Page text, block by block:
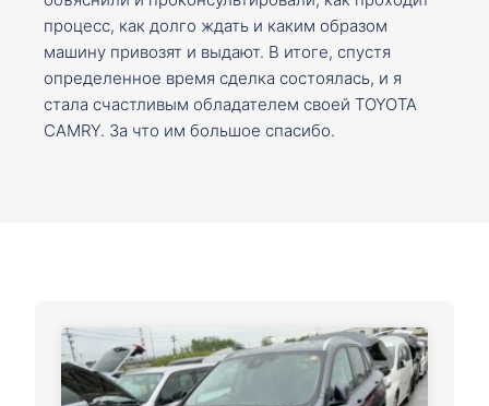
процесс, как долго ждать и каким образом
машину привозят и выдают. В итоге, спустя
определенное время сделка состоялась, и я
стала счастливым обладателем своей TOYOTA
CAMRY. За что им большое спасибо.